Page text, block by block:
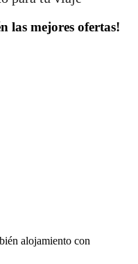
las mejores ofertas!
alojamiento con